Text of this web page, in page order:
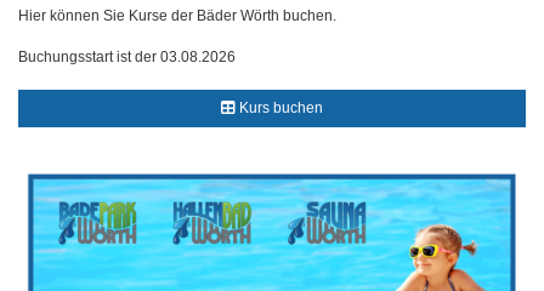
Hier können Sie Kurse der Bäder Wörth buchen.
Buchungsstart ist der 03.08.2026
Kurs buchen